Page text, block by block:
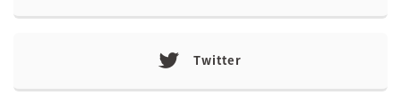
Twitter